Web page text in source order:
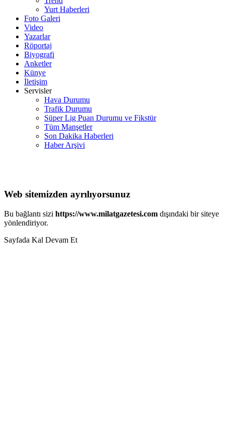
Yurt Haberleri
Foto Galeri
Video
Yazarlar
Röportaj
Biyografi
Anketler
Künye
İletişim
Servisler
Hava Durumu
Trafik Durumu
Süper Lig Puan Durumu ve Fikstür
Tüm Manşetler
Son Dakika Haberleri
Haber Arşivi
Web sitemizden ayrılıyorsunuz
Bu bağlantı sizi https://www.milatgazetesi.com dışındaki bir siteye
yönlendiriyor.
Sayfada Kal Devam Et